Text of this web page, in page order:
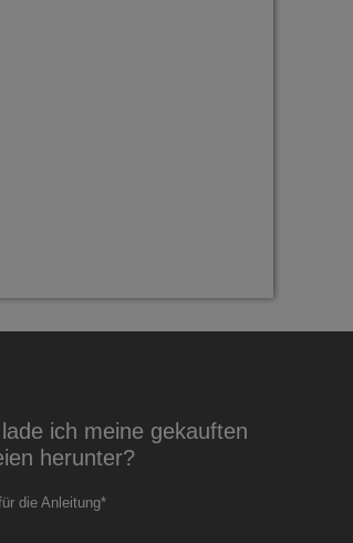
ich meine gekauften
herunter?
die Anleitung*